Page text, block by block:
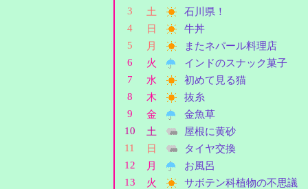
3
土
石川県！
4
日
牛丼
5
月
またネパール料理店
6
火
インドのスナック菓子
7
水
初めて見る猫
8
木
抜糸
9
金
金魚草
10
土
屋根に黄砂
11
日
タイヤ交換
12
月
お風呂
13
火
サボテン科植物の不思議